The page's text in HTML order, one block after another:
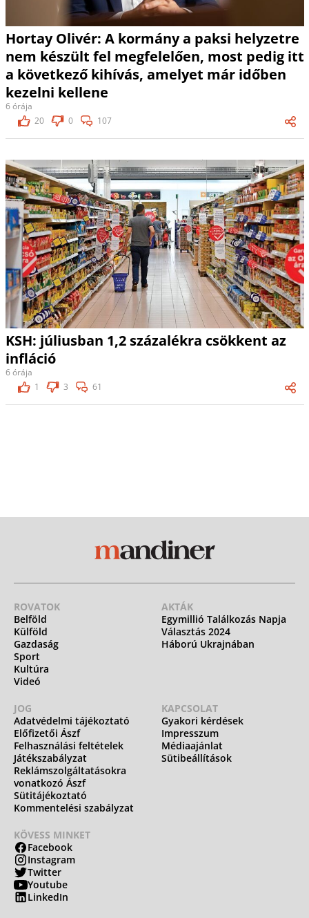
Hortay Olivér: A kormány a paksi helyzetre
nem készült fel megfelelően, most pedig itt
a következő kihívás, amelyet már időben
kezelni kellene
6 órája
20
0 107
KSH: júliusban 1,2 százalékra csökkent az
infláció
6 órája
1
3 61
ROVATOK
Belföld
Külföld
Gazdaság
Sport
Kultúra
Videó
AKTÁK
Egymillió Találkozás Napja
Választás 2024
Háború Ukrajnában
JOG
Adatvédelmi tájékoztató
Előfizetői Ászf
Felhasználási feltételek
Játékszabályzat
Reklámszolgáltatásokra
vonatkozó Ászf
Sütitájékoztató
Kommentelési szabályzat
KAPCSOLAT
Gyakori kérdések
Impresszum
Médiaajánlat
Sütibeállítások
KÖVESS MINKET
Facebook
Instagram
Twitter
Youtube
LinkedIn